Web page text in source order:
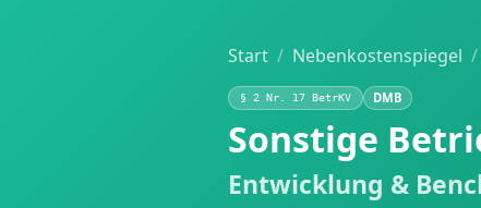
Start Nebenkostenspiegel
§ 2 Nr. 17 BetrKV DMB
Sonstige
Entwicklung &